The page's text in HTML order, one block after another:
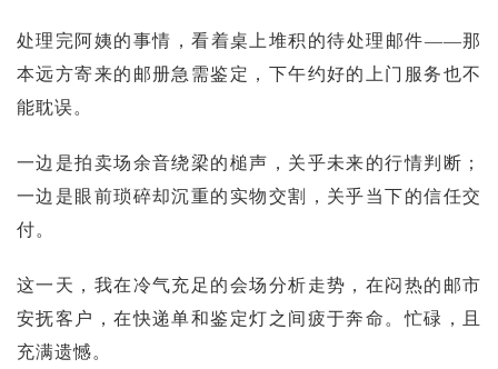
处理完阿姨的事情，看着桌上堆积的待处理邮件——那
本远方寄来的邮册急需鉴定，下午约好的上门服务也不
能耽误。
一边是拍卖场余音绕梁的槌声，关乎未来的行情判断；
一边是眼前琐碎却沉重的实物交割，关乎当下的信任交
付。
这一天，我在冷气充足的会场分析走势，在闷热的邮市
安抚客户，在快递单和鉴定灯之间疲于奔命。忙碌，且
充满遗憾。